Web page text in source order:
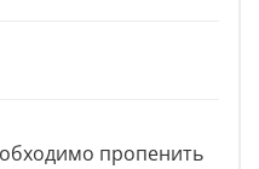
пропенить